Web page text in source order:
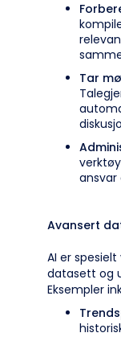
Tar
ansvar
Avansert
AI er
datasett og
Eksempler